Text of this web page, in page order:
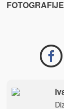
FOTOGRAFIJE